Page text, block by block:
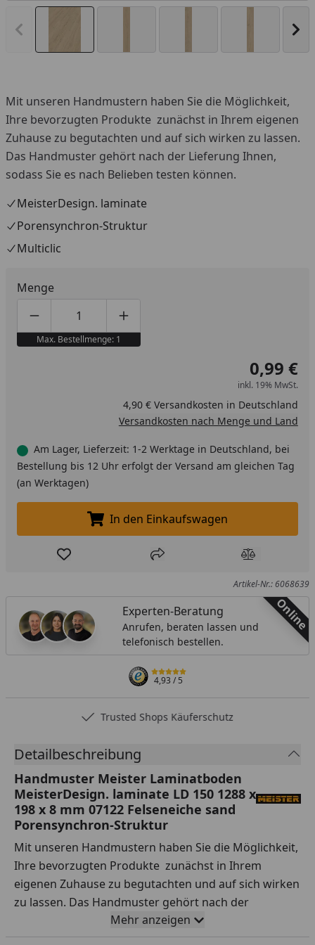
Vorheriges Bild anzeigen
Mit unseren Handmustern haben Sie die Möglichkeit,
Ihre bevorzugten Produkte zunächst in Ihrem eigenen
Zuhause zu begutachten und auf sich wirken zu lassen.
Das Handmuster gehört nach der Lieferung Ihnen,
sodass Sie es nach Belieben testen können.
MeisterDesign. laminate
Porensynchron-Struktur
Multiclic
Menge
Produktmenge um eins verringern
Produktmenge manuell eingeben
Produktmenge um eins erhöhen
Max. Bestellmenge: 1
0,99 €
inkl. 19% MwSt.
4,90 € Versandkosten in Deutschland
Versandkosten nach Menge und Land
Am Lager, Lieferzeit: 1-2 Werktage in Deutschland, bei
Bestellung bis 12 Uhr erfolgt der Versand am gleichen Tag
(an Werktagen)
In den Einkaufswagen legen
In den Einkaufswagen
Produkt zur Wunschliste hinzufügen
Teilen Produkt
Artikel-Nr.: 6068639
Online
Experten-Beratung
Anrufen, beraten lassen und
telefonisch bestellen.
4,93/ 5
Trusted Shops Käuferschutz
Detailbeschreibung
Handmuster Meister Laminatboden
MeisterDesign. laminate LD 150 1288 x
198 x 8 mm 07122 Felseneiche sand
Porensynchron-Struktur
Mit unseren Handmustern haben Sie die Möglichkeit,
Ihre bevorzugten Produkte zunächst in Ihrem
eigenen Zuhause zu begutachten und auf sich wirken
zu lassen. Das Handmuster gehört nach der
Lieferung Ihnen, sodass Sie es nach Belieben testen
können.
Mehr anzeigen